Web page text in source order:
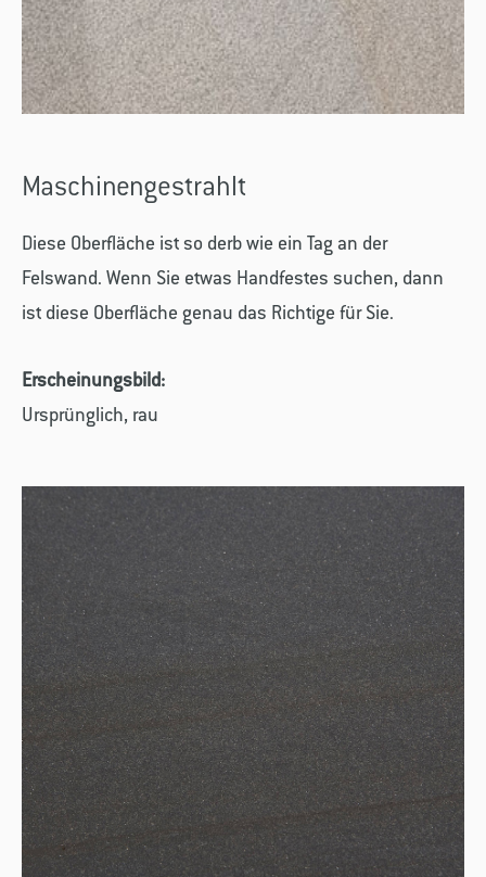
Maschinengestrahlt
Diese Oberfläche ist so derb wie ein Tag an der
Felswand. Wenn Sie etwas Handfestes suchen, dann
ist diese Oberfläche genau das Richtige für Sie.
Erscheinungsbild:
Ursprünglich, rau